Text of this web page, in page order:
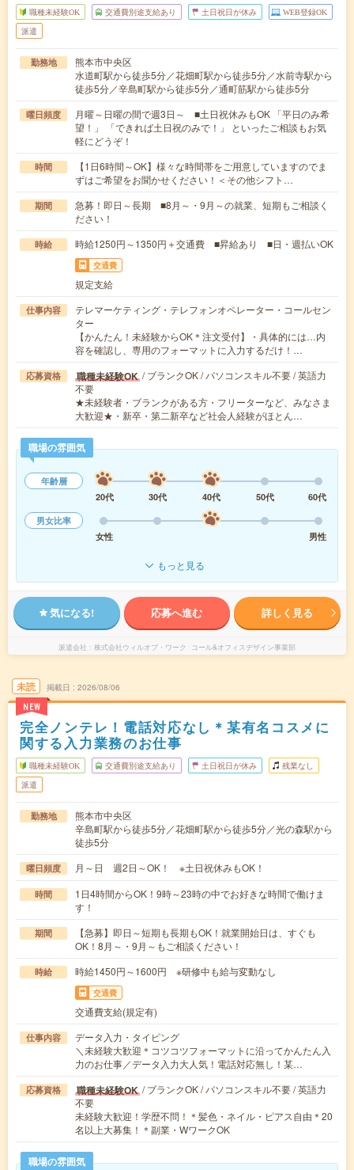
職種未経験OK 交通費別途支給あり 土日祝日が休み WEB登録OK
派遣
勤務地
熊本市中央区
水道町駅から徒歩5分／花畑町駅から徒歩5分／水前寺駅から
徒歩5分／辛島町駅から徒歩5分／通町筋駅から徒歩5分
曜日頻度
月曜～日曜の間で週3日～ ■土日祝休みもOK 「平日のみ希
望！」 「できれば土日祝のみで！」 といったご相談もお気
軽にどうぞ！
時間
【1日6時間～OK】様々な時間帯をご用意していますのでま
ずはご希望をお聞かせください！＜その他シフト…
期間
急募！即日～長期 ■8月～・9月～の就業、短期もご相談く
ださい！
時給 時給1250円～1350円＋交通費 ■昇給あり ■日・週払いOK
交通費
規定支給
仕事内容
テレマーケティング・テレフォンオペレーター・コールセン
ター
【かんたん！未経験からOK＊注文受付】・具体的には…内
容を確認し、専用のフォーマットに入力するだけ！…
応募資格 職種未経験OK / ブランクOK / パソコンスキル不要 / 英語力
不要
★未経験者・ブランクがある方・フリーターなど、みなさま
大歓迎★・新卒・第二新卒など社会人経験がほとん…
職場の雰囲気
年齢層
20代
30代 40代 50代
60代
男女比率
女性
男性
もっと見る
気になる! 応募へ進む 詳しく見る
派遣会社 株式会社ウィルオブ・ワーク コール&オフィスデザイン事業部
未読
NEW
掲載日 2026/08/06
完全ノンテレ！電話対応なし＊某有名コスメに
関する入力業務のお仕事
職種未経験OK 交通費別途支給あり 土日祝日が休み 残業なし
派遣
勤務地
熊本市中央区
辛島町駅から徒歩5分／花畑町駅から徒歩5分／光の森駅から
徒歩5分
曜日頻度 月～日 週2日～OK！ ※土日祝休みもOK！
時間
1日4時間からOK！9時～23時の中でお好きな時間で働けま
す！
期間
【急募】即日～短期も長期もOK！就業開始日は、すぐも
OK！8月～・9月～もご相談ください！
時給 時給1450円～1600円 ※研修中も給与変動なし
交通費
交通費支給(規定有)
仕事内容
データ入力・タイピング
＼未経験大歓迎＊コツコツフォーマットに沿ってかんたん入
力のお仕事／データ入力大人気！電話対応無し！某…
応募資格 職種未経験OK / ブランクOK / パソコンスキル不要 / 英語力
不要
未経験大歓迎！学歴不問！＊髪色・ネイル・ピアス自由＊20
名以上大募集！＊副業・WワークOK
職場の雰囲気